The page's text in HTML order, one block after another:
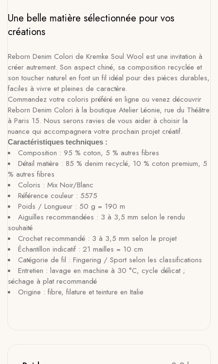
Une belle matière sélectionnée pour vos
créations
Reborn Denim Colori de Kremke Soul Wool est une invitation à
créer autrement. Son aspect chiné, sa composition recyclée et
son toucher naturel en font un fil idéal pour des pièces durables,
faciles à vivre et pleines de caractère.
Commandez votre coloris préféré en ligne ou venez découvrir
Reborn Denim Colori à la boutique Atelier Léonie, rue du Théâtre
à Paris 15. Nous serons ravies de vous aider à choisir la
nuance qui accompagnera votre prochain projet créatif.
Caractéristiques techniques :
Composition : 95 % coton, 5 % autres fibres
Détail matière : 85 % denim recyclé, 10 % coton premium, 5
% autres fibres
Coloris : Mix Noir/Blanc
Référence couleur : 5575
Poids / Longueur : 50 g = 190 m
Aiguilles recommandées : 3 à 3,5 mm selon le rendu
souhaité
Crochet recommandé : 3 à 3,5 mm selon le projet
Échantillon indicatif : 21 mailles = 10 cm
Catégorie de fil : Fingering / Sport selon les classifications
Entretien : lavage en machine à 30 °C, cycle délicat ;
séchage à plat recommandé
Origine : fibre, filature et teinture en Italie